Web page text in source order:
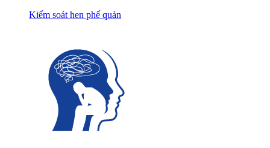
Kiểm soát hen phế quản